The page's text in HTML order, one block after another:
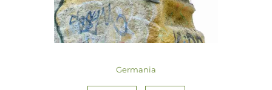
Germania